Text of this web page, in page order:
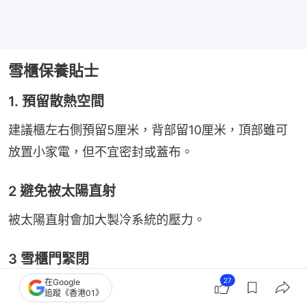
雪櫃保養貼士
1. 預留散熱空間
建議櫃左右側預留5厘米，背部留10厘米，頂部雖可
放置小家電，但不宜密封或蓋布。
2 避免被太陽直射
被太陽直射會加大製冷系統的壓力。
3 雪櫃門緊閉
每次關雪櫃門須留意有否緊閉，因打開時溫度升高，
在Google
追蹤《香港01》
27